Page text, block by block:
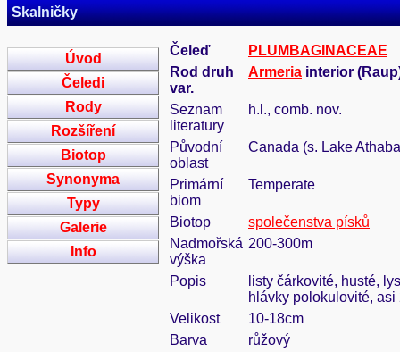
Skalničky
Úvod
Čeledi
Rody
Rozšíření
Biotop
Synonyma
Typy
Galerie
Info
Čeleď
PLUMBAGINACEAE
Rod druh
var.
Armeria interior
Seznam
literatury
h.l., comb. nov.
Původní
oblast
Canada (s. Lake
Primární
biom
Temperate
Biotop
společenstva písků
Nadmořská
výška
200-300m
Popis
listy čárkovité, husté,
hlávky polokulovité,
Velikost
10-18cm
Barva
růžový